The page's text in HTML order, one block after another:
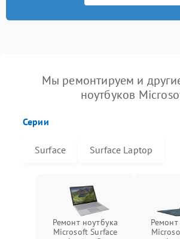
Мы ремонтируем и
ноутбуков
Серии
Surface Surface Laptop
Ремонт ноутбука
Microsoft Surface
Ремонт